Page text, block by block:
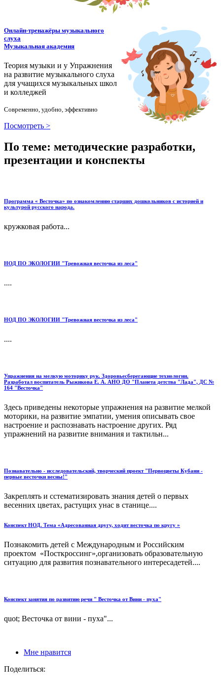
Онлайн-тренажёры музыкального
слуха
Музыкальная академия
Теория музыки и у Упражнения
на развитие музыкального слуха
для учащихся музыкальных школ
и колледжей
Современно, удобно, эффективно
Посмотреть >
По теме: методические разработки,
презентации и конспекты
Программа « Весточка» по ознакомлению старших дошкольников с историей и
культурой русского народа.
кружковая работа...
НОД ПО ЭКОЛОГИИ "Тревожная весточка из леса"
....
НОД ПО ЭКОЛОГИИ "Тревожная весточка из леса"
....
Упражнения на мелкую моторику рук. Здоровьесберегающие технологии.
Разработал воспитатель Рыжикова Е. А. АНО ДО "Планета детства "Лада", ДС №
164 "Весточка"
Здесь приведены некоторые упражнения на развитие мелкой
моторики, на развитие эмпатии, умения описывать свое
настроение и распознавать настроение других. Ряд
упражнений на развитие внимания и тактильн...
Познавательно - исследовательский, творческий проект "Первоцветы Кубани -
первые весточки весны!"
Закреплять и сстематизировать знания детей о первых
весенних цветах, растущих унас в станице....
Конспект НОД. Тема «Адресованная другу, ходит весточка по кругу »
Познакомить детей с Международным и Российским
проектом «Посткроссинг»,организовать образовательную
ситуацию для развития познавательного интересадетей....
Конспект занятия по развитию речи " Весточка от Вини - пуха"
quot; Весточка от вини - пуха"...
Мне нравится
Поделиться: